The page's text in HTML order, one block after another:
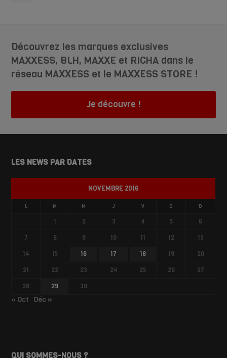
Découvrez les marques exclusives
MAXXESS, BLH, MAXXE et RICHA dans le
réseau MAXXESS et le MAXXESS STORE !
Je découvre !
LES NEWS PAR DATES
NOVEMBRE 2016
L M M J V S D
1 2 3 4 5
6
7
8 9 10 11 12
13
14
15 16 17 18 19
20
21
22 23 24 25 26
27
28
29 30
« Oct Déc »
QUI SOMMES-NOUS ?